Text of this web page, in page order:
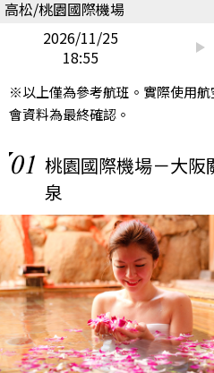
高松/桃園國際機場
2026/11/25
18:55
※以上僅為參考航班。實際使用
會資料為最終確認。
01 桃園國際機場－大阪
泉